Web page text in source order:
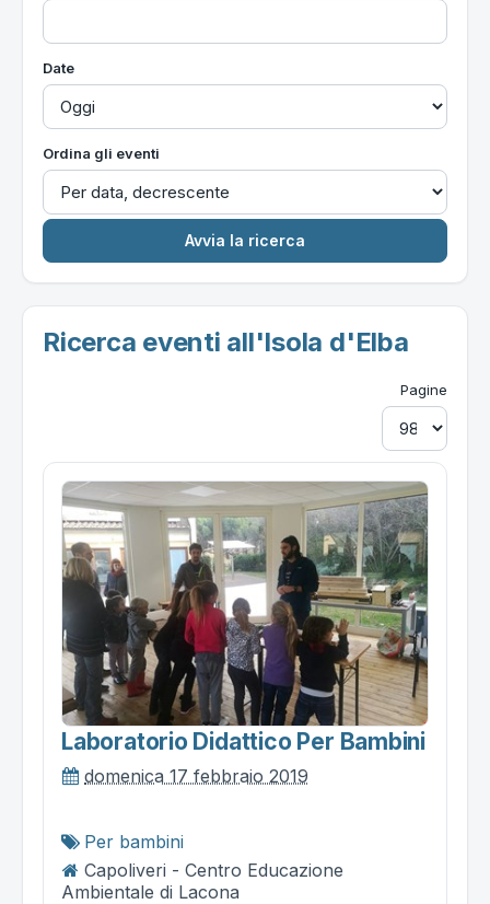
Date
Ordina gli eventi
Ricerca eventi all'Isola d'Elba
Pagine
Laboratorio Didattico Per Bambini
domenica 17 febbraio 2019
Per bambini
Capoliveri - Centro Educazione
Ambientale di Lacona